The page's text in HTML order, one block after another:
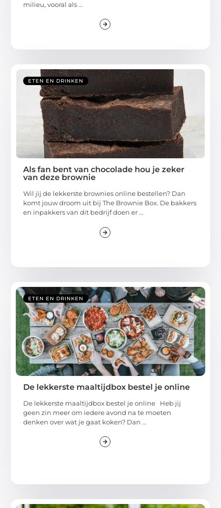
milieu, vooral als ...
ETEN EN DRINKEN
Als fan bent van chocolade hou je zeker
van deze brownie
Wil jij de lekkerste brownies online bestellen? Dan
komt jouw droom uit bij The Brownie Box. De bakkers
en inpakkers van dit bedrijf doen er ...
ETEN EN DRINKEN
De lekkerste maaltijdbox bestel je online
De lekkerste maaltijdbox bestel je online Heb jij
geen zin meer om iedere avond na te moeten
denken over wat je gaat koken? Dan ...